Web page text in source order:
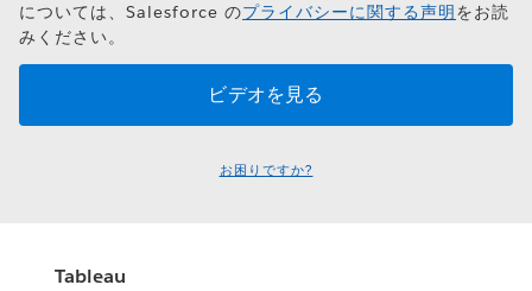
については、Salesforce のプライバシーに関する声明 をお読
みください。
お困りですか?
Tableau